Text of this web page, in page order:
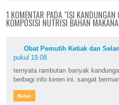
1 KOMENTAR PADA "ISI
KOMPOSISI NUTRISI BAHAN
Obat Pemutih Ketiak dan
pukul 19.08
ternyata rambutan banyak
berbagi info keren ini. sangat
Balas